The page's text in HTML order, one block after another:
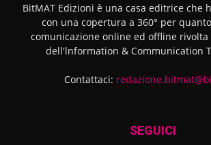
BitMAT Edizioni è una casa editrice che
con una copertura a 360° per
comunicazione online ed offline
dell'lnformation & Communication
Contattaci:
SEGUICI